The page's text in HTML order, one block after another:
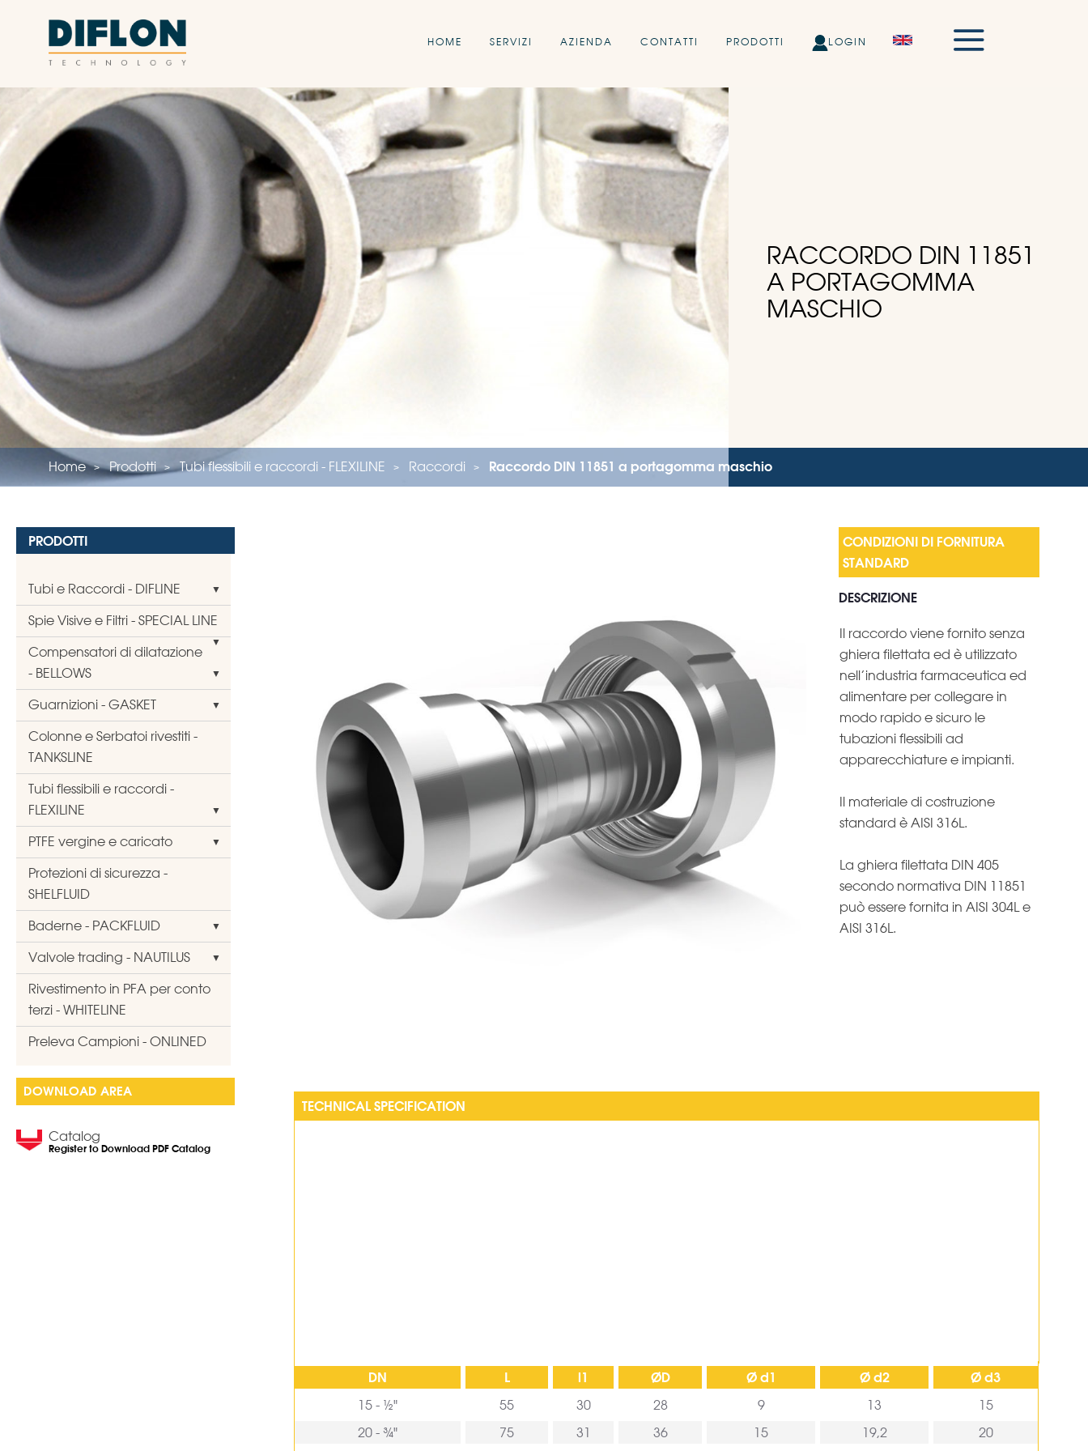
HOME SERVIZI AZIENDA CONTATTI PRODOTTI LOGIN
RACCORDO DIN 11851
A PORTAGOMMA
MASCHIO
Home Prodotti Tubi flessibili e raccordi - FLEXILINE Raccordi Raccordo DIN 11851 a portagomma maschio
PRODOTTI
Tubi e Raccordi - DIFLINE
Spie Visive e Filtri - SPECIAL LINE
Compensatori di dilatazione
- BELLOWS
Guarnizioni - GASKET
Colonne e Serbatoi rivestiti -
TANKSLINE
Tubi flessibili e raccordi -
FLEXILINE
PTFE vergine e caricato
Protezioni di sicurezza -
SHELFLUID
Baderne - PACKFLUID
Valvole trading - NAUTILUS
Rivestimento in PFA per conto
terzi - WHITELINE
Preleva Campioni - ONLINED
DOWNLOAD AREA
Catalog
Register to Download PDF Catalog
DESCRIZIONE
Il raccordo viene fornito senza
ghiera filettata ed è utilizzato
nell’industria farmaceutica ed
alimentare per collegare in
modo rapido e sicuro le
tubazioni flessibili ad
apparecchiature e impianti.
Il materiale di costruzione
standard è AISI 316L.
La ghiera filettata DIN 405
secondo normativa DIN 11851
può essere fornita in AISI 304L e
AISI 316L.
TECHNICAL SPECIFICATION
DN L l1 ØD Ø d1 Ø d2
Ø d3
15 - ½"
55 30 28 9 13
15
20 - ¾"
75 31 36 15 19,2
20